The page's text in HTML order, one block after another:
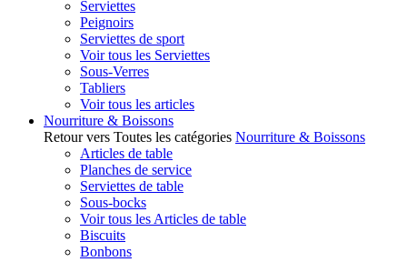
Serviettes
Peignoirs
Serviettes de sport
Voir tous les Serviettes
Sous-Verres
Tabliers
Voir tous les articles
Nourriture & Boissons
Retour vers Toutes les catégories Nourriture & Boissons
Articles de table
Planches de service
Serviettes de table
Sous-bocks
Voir tous les Articles de table
Biscuits
Bonbons